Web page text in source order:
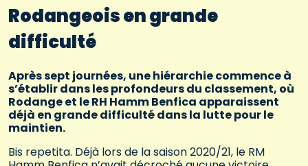
Rodangeois en grande
difficulté
Après sept journées, une hiérarchie commence à
s’établir dans les profondeurs du classement, où
Rodange et le RH Hamm Benfica apparaissent
déjà en grande difficulté dans la lutte pour le
maintien.
Bis repetita. Déjà lors de la saison 2020/21, le RM